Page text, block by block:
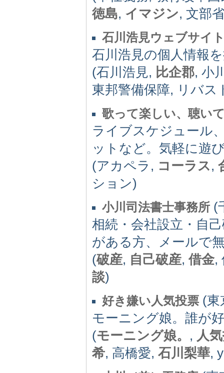
徳島, イマジン, 文部
石川浩見ウェブサイ
石川浩見の個人情報
(石川浩見, 比企郡, 小
東邦警備保障, リバス
歌って楽しい、聴い
ライブスケジュール
ットなど。気軽に遊
(アカペラ, コーラス,
ション)
小川司法書士事務所 (
相続・会社設立・自
がある方、メールで
(破産, 自己破産,借金,
談)
好き嫌い人気投票 (東
モーニング娘。誰が
(モーニング娘。 , 人
希, 高橋愛, 石川梨華,